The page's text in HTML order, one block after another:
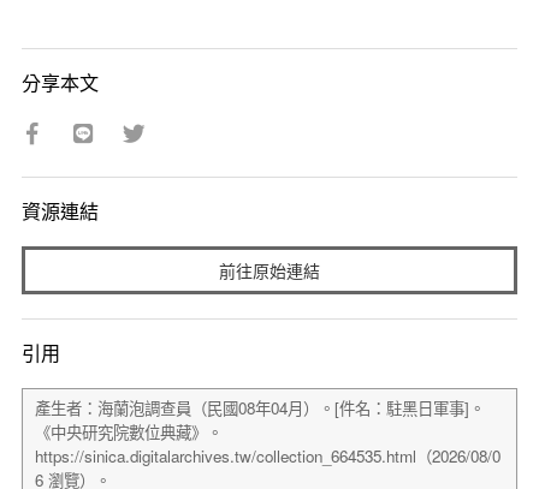
分享本文
資源連結
前往原始連結
引用